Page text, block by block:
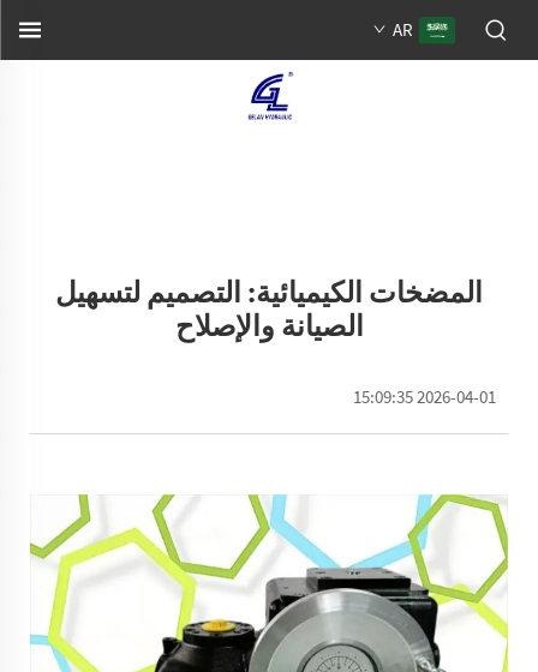
AR
المضخات الكيميائية: التصميم لتسهيل
الصيانة والإصلاح
2026-04-01 15:09:35